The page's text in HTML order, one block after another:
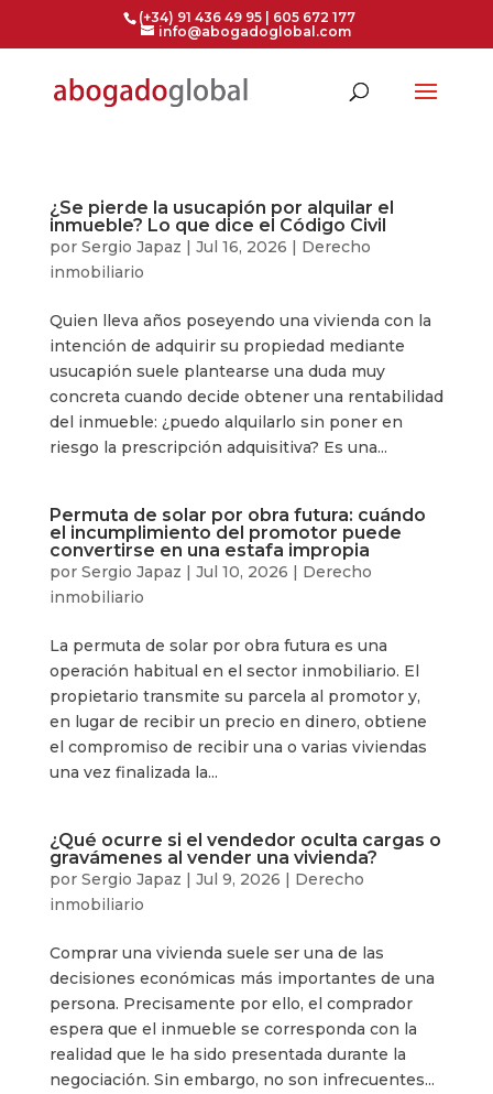
(+34) 91 436 49 95 | 605 672 177
info@abogadoglobal.com
¿Se pierde la usucapión por alquilar el
inmueble? Lo que dice el Código Civil
por Sergio Japaz | Jul 16, 2026 | Derecho
inmobiliario
Quien lleva años poseyendo una vivienda con la
intención de adquirir su propiedad mediante
usucapión suele plantearse una duda muy
concreta cuando decide obtener una rentabilidad
del inmueble: ¿puedo alquilarlo sin poner en
riesgo la prescripción adquisitiva? Es una...
Permuta de solar por obra futura: cuándo
el incumplimiento del promotor puede
convertirse en una estafa impropia
por Sergio Japaz | Jul 10, 2026 | Derecho
inmobiliario
La permuta de solar por obra futura es una
operación habitual en el sector inmobiliario. El
propietario transmite su parcela al promotor y,
en lugar de recibir un precio en dinero, obtiene
el compromiso de recibir una o varias viviendas
una vez finalizada la...
¿Qué ocurre si el vendedor oculta cargas o
gravámenes al vender una vivienda?
por Sergio Japaz | Jul 9, 2026 | Derecho
inmobiliario
Comprar una vivienda suele ser una de las
decisiones económicas más importantes de una
persona. Precisamente por ello, el comprador
espera que el inmueble se corresponda con la
realidad que le ha sido presentada durante la
negociación. Sin embargo, no son infrecuentes...